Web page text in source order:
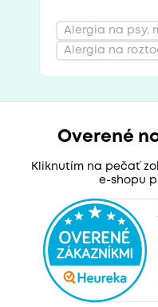
Alergia na
Alergia na psy,
Overené
Kliknutím na pečať
e-shopu